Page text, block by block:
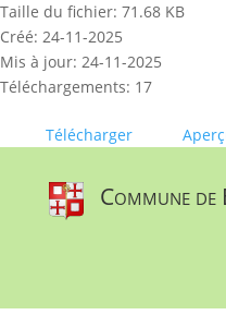
Taille du fichier: 71.68 KB
Créé: 24-11-2025
Mis à jour: 24-11-2025
Téléchargements: 17
Télécharger
Commune